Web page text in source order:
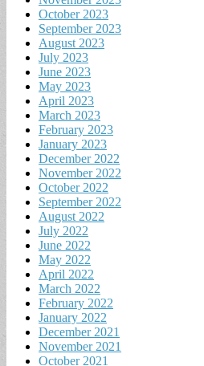
October 2023
September 2023
August 2023
July 2023
June 2023
May 2023
April 2023
March 2023
February 2023
January 2023
December 2022
November 2022
October 2022
September 2022
August 2022
July 2022
June 2022
May 2022
April 2022
March 2022
February 2022
January 2022
December 2021
November 2021
October 2021